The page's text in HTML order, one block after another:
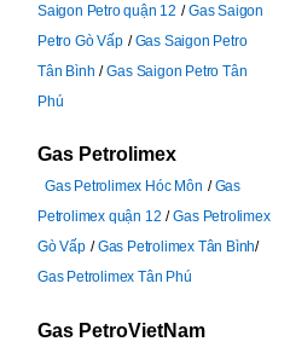
Saigon Petro quận 12
Gas Saigon
Petro Gò Vấp
Gas Saigon Petro
Tân Bình
Gas Saigon Petro Tân
Phú
Gas Petrolimex
Gas Petrolimex Hóc Môn
Gas
Petrolimex quận 12
Gas Petrolimex
Gò Vấp
Gas Petrolimex Tân Bình
Gas Petrolimex Tân Phú
Gas PetroVietNam